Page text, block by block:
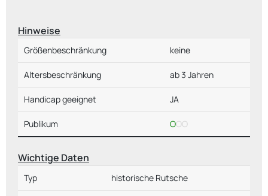
Hinweise
Größenbeschränkung keine
Altersbeschränkung ab 3 Jahren
Handicap geeignet JA
Publikum OOO
Wichtige Daten
Typ historische Rutsche